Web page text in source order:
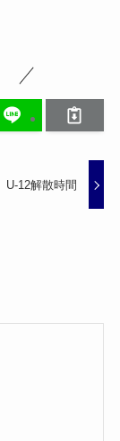
U-12解散時間